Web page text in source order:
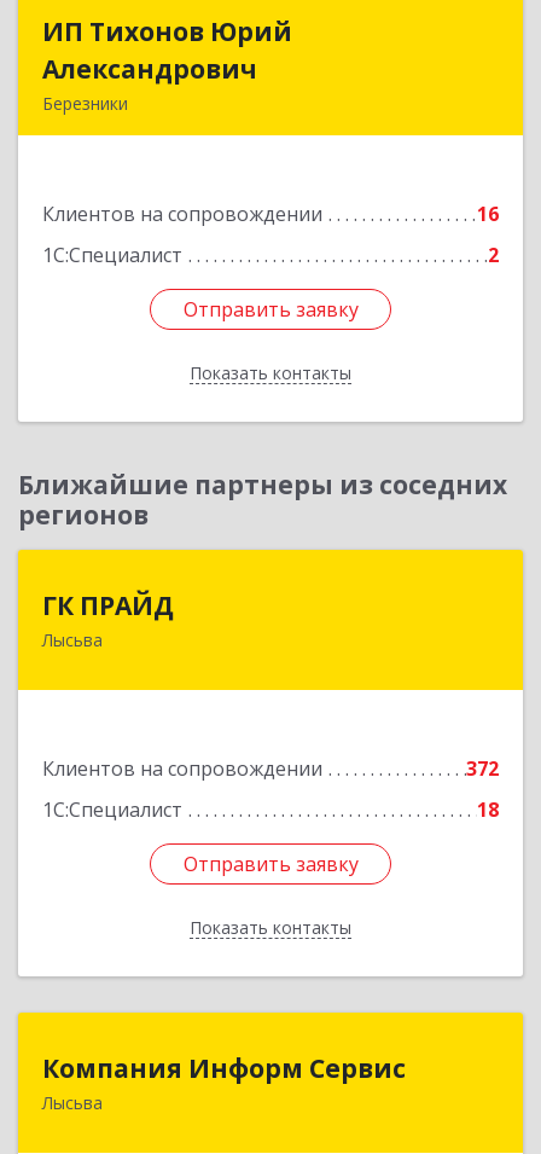
ИП Тихонов Юрий
Александрович
Березники
Клиентов на сопровождении
16
1С:Специалист
2
Отправить заявку
Показать контакты
ИП Тихонов Юрий
Подробнее
Отправить заявку
Назад
Ближайшие партнеры из соседних
регионов
ГК ПРАЙД
Лысьва
Клиентов на сопровождении
372
1С:Специалист
18
Отправить заявку
Показать контакты
618909, Пермский край, Лысьва г, Репина ул,
Отправить заявку
Назад
Компания Информ Сервис
Лысьва
Компания Информ Сервис
618909, Пермский край, Лысьва г, Металлистов